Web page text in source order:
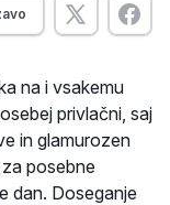
na i vsakemu
privlačni, saj
in glamurozen
posebne
dan. Doseganje